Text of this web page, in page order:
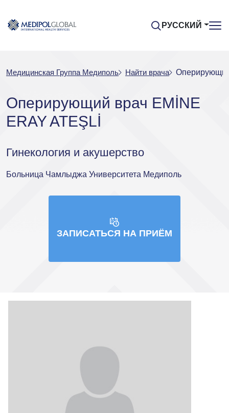
РУССКИЙ
Медицинская Группа Медиполь Найти врача
Оперирующий врач EMİNE
ERAY ATEŞLİ
Гинекология и акушерство
Больница Чамлыджа Университета Медиполь
ЗАПИСАТЬСЯ НА ПРИЁМ